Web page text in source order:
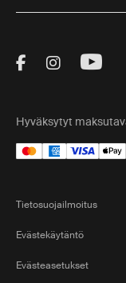
Visit Thule
Visit
Hyväksytyt
Tietosuojailmoitus
Evästekäytäntö
Evästeasetukset